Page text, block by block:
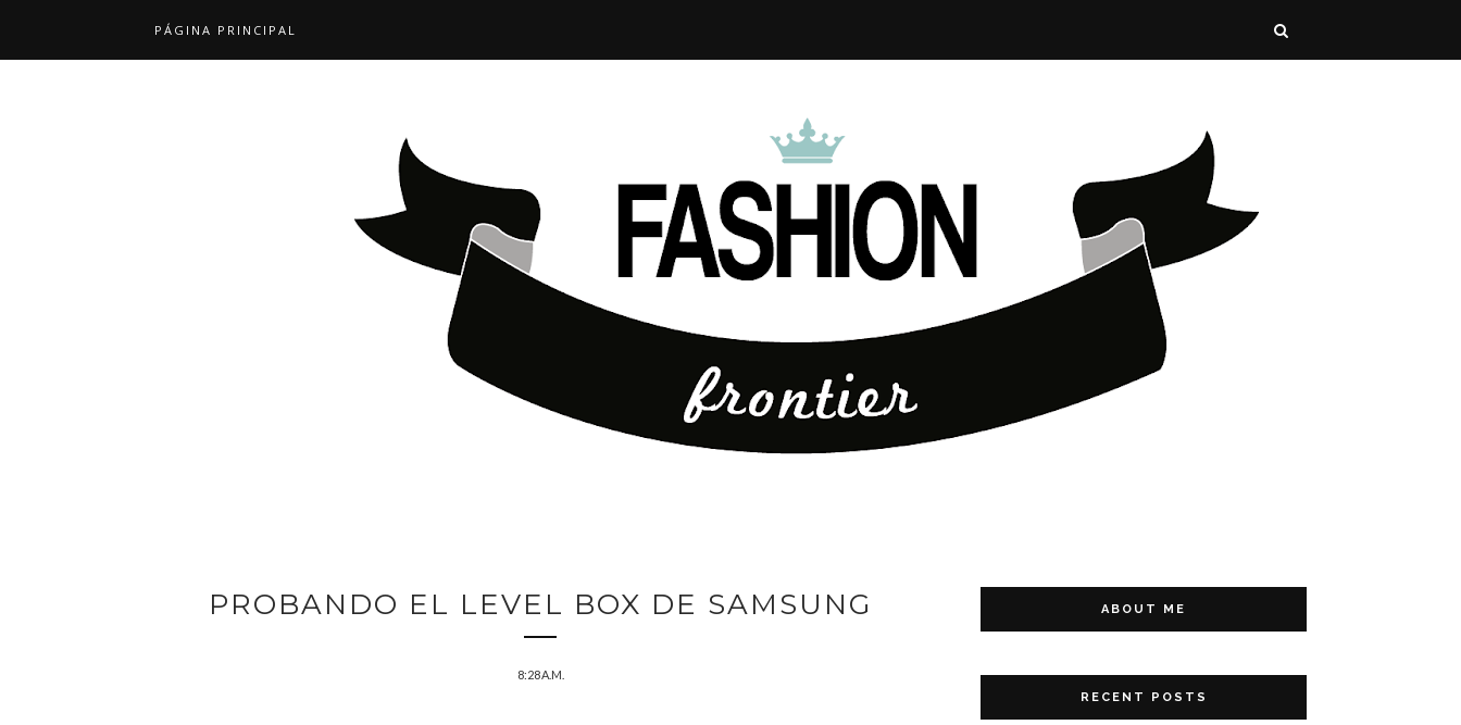
PÁGINA PRINCIPAL
PROBANDO EL LEVEL BOX DE SAMSUNG
8:28 A.M.
ABOUT ME
RECENT POSTS